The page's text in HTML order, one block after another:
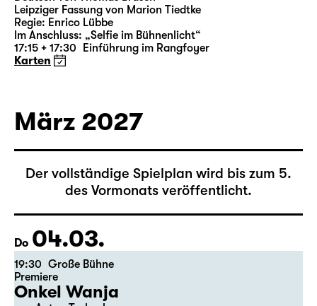
18:00 — 21:10 Große Bühne
Richard III
von William Shakespeare
Deutsch von Thomas Brasch
Leipziger Fassung von Marion Tiedtke
Karten
März 2027
Der vollständige Spielplan wird bis zum 5.
des Vormonats veröffentlicht.
Do 04.03.